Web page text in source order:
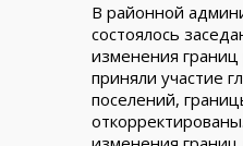
В районной
состоялось
изменения
приняли участие
поселений,